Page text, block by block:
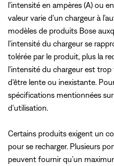
l'intensité en ampères (A) ou
valeur varie d'un chargeur à
modèles de produits Bose
l'intensité du chargeur se
tolérée par le produit, plus la
l'intensité du chargeur est trop
d'être lente ou inexistante.
spécifications mentionnées
d'utilisation.
Certains produits exigent un
pour se recharger. Plusieurs
peuvent fournir qu’un